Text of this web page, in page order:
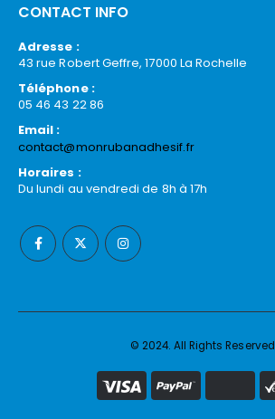
CONTACT INFO
Adresse :
43 rue Robert Geffre, 17000 La Rochelle
Téléphone :
05 46 43 22 86
Email :
contact@monrubanadhesif.fr
Horaires :
Du lundi au vendredi de 8h à 17h
© 2024. All Rights Reserved